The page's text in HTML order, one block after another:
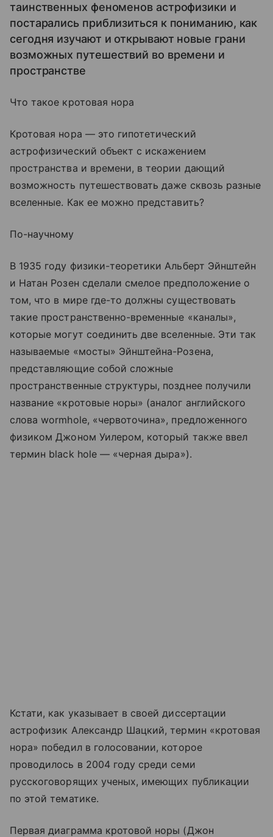
таинственных феноменов астрофизики и
постарались приблизиться к пониманию, как
сегодня изучают и открывают новые грани
возможных путешествий во времени и
пространстве
Что такое кротовая нора
Кротовая нора — это гипотетический
астрофизический объект с искажением
пространства и времени, в теории дающий
возможность путешествовать даже сквозь разные
вселенные. Как ее можно представить?
По-научному
В 1935 году физики-теоретики Альберт Эйнштейн
и Натан Розен сделали смелое предположение о
том, что в мире где-то должны существовать
такие пространственно-временные «каналы»,
которые могут соединить две вселенные. Эти так
называемые «мосты» Эйнштейна-Розена,
представляющие собой сложные
пространственные структуры, позднее получили
название «кротовые норы» (аналог английского
слова wormhole, «червоточина», предложенного
физиком Джоном Уилером, который также ввел
термин black hole — «черная дыра»).
Кстати, как указывает в своей диссертации
астрофизик Александр Шацкий, термин «кротовая
нора» победил в голосовании, которое
проводилось в 2004 году среди семи
русскоговорящих ученых, имеющих публикации
по этой тематике.
Первая диаграмма кротовой норы (Джон